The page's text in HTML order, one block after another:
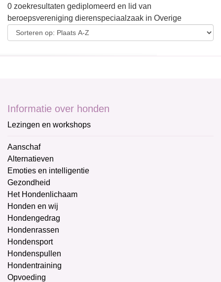
0 zoekresultaten gediplomeerd en lid van
beroepsvereniging dierenspeciaalzaak in Overige
Informatie over honden
Lezingen en workshops
Aanschaf
Alternatieven
Emoties en intelligentie
Gezondheid
Het Hondenlichaam
Honden en wij
Hondengedrag
Hondenrassen
Hondensport
Hondenspullen
Hondentraining
Opvoeding